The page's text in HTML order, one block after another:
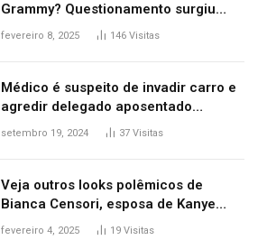
Grammy? Questionamento surgiu
após Bianca Censori, mulher de
fevereiro 8, 2025 146 Visitas
Médico é suspeito de invadir carro e
agredir delegado aposentado
durante confusão no trânsito
setembro 19, 2024 37 Visitas
Veja outros looks polêmicos de
Bianca Censori, esposa de Kanye
West que apareceu nua no Grammy
fevereiro 4, 2025 19 Visitas